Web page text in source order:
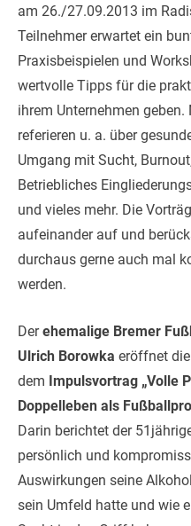
am 26./27.09.2013 im
Teilnehmer erwartet ein
Praxisbeispielen und
wertvolle Tipps für die
ihrem Unternehmen
referieren u. a. über
Umgang mit Sucht,
Betriebliches
und vieles mehr. Die
aufeinander auf und
durchaus gerne auch mal
werden.
Derehemalige Bremer
Ulrich Borowka eröffnet
dem Impulsvortrag „Volle
Doppelleben als
Darin berichtet der
persönlich und
Auswirkungen seine
sein Umfeld hatte und wie